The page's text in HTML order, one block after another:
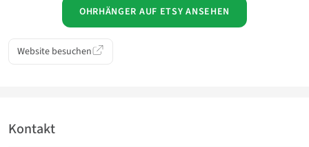
OHRHÄNGER AUF ETSY ANSEHEN
Website besuchen
Kontakt